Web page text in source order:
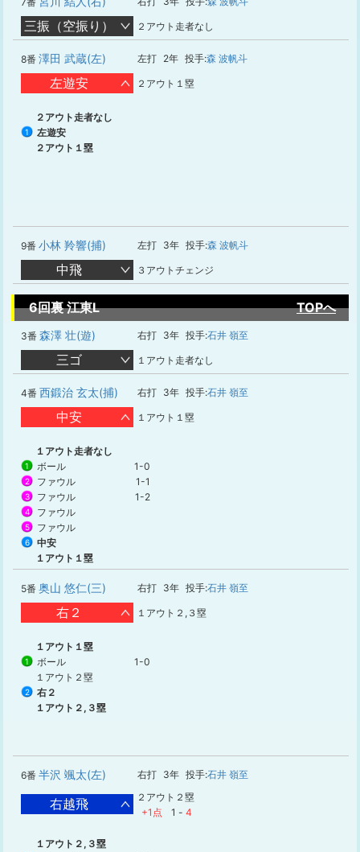
三振（空振り） ２アウト走者なし
8番 澤田 武蔵(左) 左打 2年 投手:森 波帆斗
左遊安 ２アウト１塁
２アウト走者なし
1
左遊安
２アウト１塁
9番 小林 羚響(捕) 左打 3年 投手:森 波帆斗
中飛 ３アウトチェンジ
6回裏 江東L TOPへ
3番 森澤 壮(遊) 右打 3年 投手:石井 嶺至
三ゴ １アウト走者なし
4番 西鍛治 玄太(捕) 右打 3年 投手:石井 嶺至
中安 １アウト１塁
１アウト走者なし
1 ボール 1-0
2 ファウル 1-1
3 ファウル 1-2
4 ファウル
5 ファウル
6
中安
１アウト１塁
5番 奥山 悠仁(三) 右打 3年 投手:石井 嶺至
右２ １アウト２,３塁
１アウト１塁
1 ボール
1-0
１アウト２塁
2
右２
１アウト２,３塁
6番 半沢 颯太(左) 右打 3年 投手:石井 嶺至
右越飛
２アウト２塁
+1点
1 - 4
１アウト２,３塁